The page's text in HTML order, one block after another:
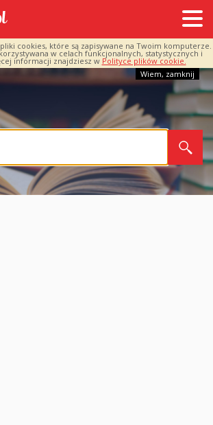
cookies, które są zapisywane na Twoim komputerze.
w celach funkcjonalnych, statystycznych i
informacji znajdziesz w Polityce plików cookie.
Wiem, zamknij